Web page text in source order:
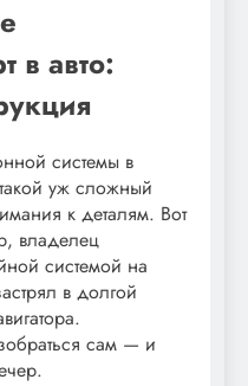
в авто:
системы в
уж сложный
к деталям. Вот
владелец
системой на
в долгой
сам — и